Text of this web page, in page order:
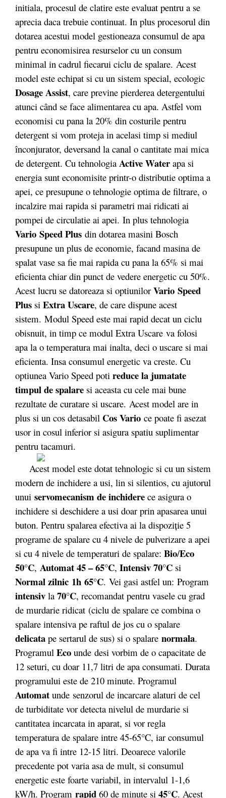
initiala, procesul de clatire este evaluat pentru a se
aprecia daca trebuie continuat. In plus procesorul din
dotarea acestui model gestioneaza consumul de apa
pentru economisirea resurselor cu un consum
minimal in cadrul fiecarui ciclu de spalare. Acest
model este echipat si cu un sistem special, ecologic
Dosage Assist, care previne pierderea detergentului
atunci când se face alimentarea cu apa. Astfel vom
economisi cu pana la 20% din costurile pentru
detergent si vom proteja in acelasi timp si mediul
înconjurator, deversand la canal o cantitate mai mica
de detergent. Cu tehnologia Active Water apa si
energia sunt economisite printr-o distributie optima a
apei, ce presupune o tehnologie optima de filtrare, o
incalzire mai rapida si parametri mai ridicati ai
pompei de circulatie ai apei. In plus tehnologia
Vario Speed Plus din dotarea masini Bosch
presupune un plus de economie, facand masina de
spalat vase sa fie mai rapida cu pana la 65% si mai
eficienta chiar din punct de vedere energetic cu 50%.
Acest lucru se datoreaza si optiunilor Vario Speed
Plus si Extra Uscare, de care dispune acest
sistem. Modul Speed este mai rapid decat un ciclu
obisnuit, in timp ce modul Extra Uscare va folosi
apa la o temperatura mai inalta, deci o uscare si mai
eficienta. Insa consumul energetic va creste. Cu
optiunea Vario Speed poti reduce la jumatate
timpul de spalare si aceasta cu cele mai bune
rezultate de curatare si uscare. Acest model are in
plus si un cos detasabil Cos Vario ce poate fi asezat
usor in cosul inferior si asigura spatiu suplimentar
pentru tacamuri.
Acest model este dotat tehnologic si cu un sistem
modern de inchidere a usi, lin si silentios, cu ajutorul
unui servomecanism de inchidere ce asigura o
inchidere si deschidere a usi doar prin apasarea unui
buton. Pentru spalarea efectiva ai la dispoziție 5
programe de spalare cu 4 nivele de pulverizare a apei
si cu 4 nivele de temperaturi de spalare: Bio/Eco
50°C, Automat 45 – 65°C, Intensiv 70°C si
Normal zilnic 1h 65°C. Vei gasi astfel un: Program
intensiv la 70°C, recomandat pentru vasele cu grad
de murdarie ridicat (ciclu de spalare ce combina o
spalare intensiva pe raftul de jos cu o spalare
delicata pe sertarul de sus) si o spalare normala.
Programul Eco unde desi vorbim de o capacitate de
12 seturi, cu doar 11,7 litri de apa consumati. Durata
programului este de 210 minute. Programul
Automat unde senzorul de incarcare alaturi de cel
de turbiditate vor detecta nivelul de murdarie si
cantitatea incarcata in aparat, si vor regla
temperatura de spalare intre 45-65°C, iar consumul
de apa va fi intre 12-15 litri. Deoarece valorile
precedente pot varia asa de mult, si consumul
energetic este foarte variabil, in intervalul 1-1,6
kW/h. Program rapid 60 de minute si 45°C. Acest